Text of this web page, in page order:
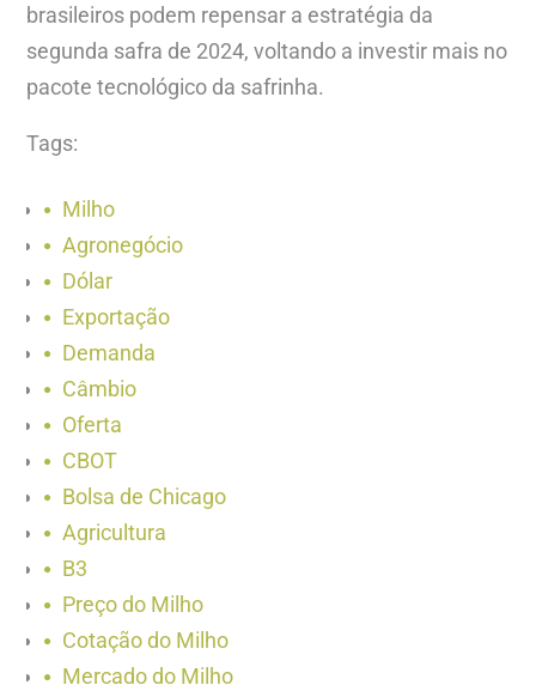
brasileiros podem repensar a estratégia da
segunda safra de 2024, voltando a investir mais no
pacote tecnológico da safrinha.
Tags:
Milho
Agronegócio
Dólar
Exportação
Demanda
Câmbio
Oferta
CBOT
Bolsa de Chicago
Agricultura
B3
Preço do Milho
Cotação do Milho
Mercado do Milho